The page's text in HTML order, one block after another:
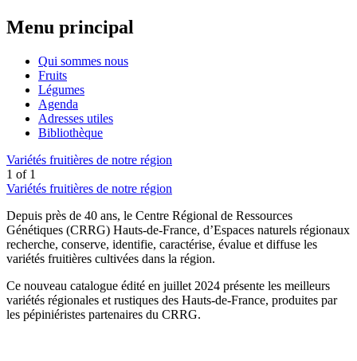
Menu principal
Qui sommes nous
Fruits
Légumes
Agenda
Adresses utiles
Bibliothèque
Variétés fruitières de notre région
1 of 1
Variétés fruitières de notre région
Depuis près de 40 ans, le Centre Régional de Ressources
Génétiques (CRRG) Hauts-de-France, d’Espaces naturels régionaux
recherche, conserve, identifie, caractérise, évalue et diffuse les
variétés fruitières cultivées dans la région.
Ce nouveau catalogue édité en juillet 2024 présente les meilleurs
variétés régionales et rustiques des Hauts-de-France, produites par
les pépiniéristes partenaires du CRRG.